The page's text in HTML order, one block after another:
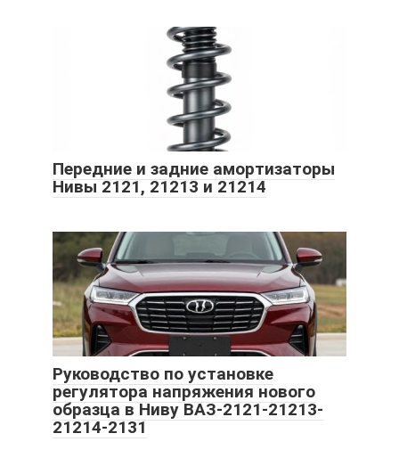
Передние и задние амортизаторы
Нивы 2121, 21213 и 21214
Руководство по установке
регулятора напряжения нового
образца в Ниву ВАЗ-2121-21213-
21214-2131